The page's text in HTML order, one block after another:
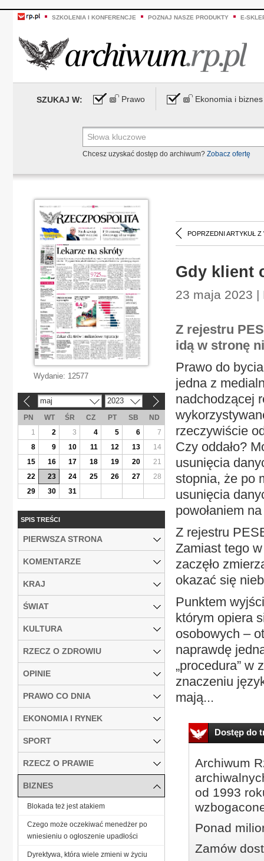
SZKOLENIA I KONFERENCJE POZNAJ NASZE PRODUKTY E-
SZUKAJ W: Prawo Ekonomia i biznes
Chcesz uzyskać dostęp do archiwum? Zobacz ofertę
POPRZEDNI ARTYKUŁ Z
Gdy klient
23 maja 2023 |
Z rejestru
idą w stronę
Prawo do
jedna z
nadchodzącej
rzeczywiście
Czy oddało?
usunięcia
stopnia, że po
usunięcia
powołaniem
Z rejestru
Zamiast tego
zaczęło
okazać się
Punktem
którym opiera
osobowych –
naprawdę
„procedura” w
znaczeniu
mają...
Dostęp do
Archiwum
od 1993
Ponad
Zamów
Wydanie: 12577
maj 2023
PN WT ŚR CZ PT SB
ND
1
2 3 4 5 6
7
8
9 10 11 12 13
14
15
16 17 18 19 20
21
22
23 24 25 26 27
28
29
30 31
SPIS TREŚCI
PIERWSZA STRONA
KOMENTARZE
KRAJ
ŚWIAT
KULTURA
RZECZ O ZDROWIU
OPINIE
PRAWO CO DNIA
EKONOMIA I RYNEK
SPORT
RZECZ O PRAWIE
BIZNES
Blokada też jest atakiem
Czego może oczekiwać menedżer po
wniesieniu o ogłoszenie upadłości
Dyrektywa, która wiele zmieni w życiu